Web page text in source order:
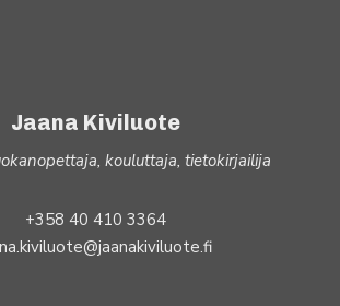
Jaana Kiviluote
kouluttaja, tietokirjailija
+358 40 410 3364